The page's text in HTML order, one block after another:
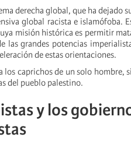
derecha global, que ha dejado
global racista e islamófoba.
misión histórica es permitir
grandes potencias
de estas orientaciones.
los caprichos de un solo hombre,
del pueblo palestino.
y los